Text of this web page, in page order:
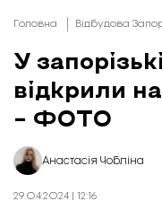
Головна Відбудова
У
відкрили
– ФОТО
Анастасія Чобліна
29.04.2024 | 12:16